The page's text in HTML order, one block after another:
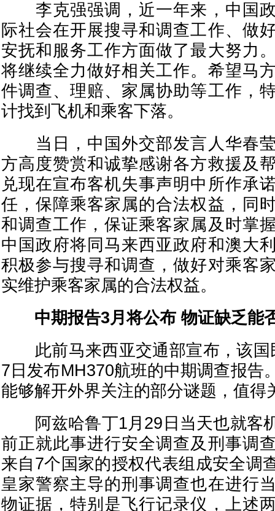
李克强强调，近一年来，中国政
际社会在开展搜寻和调查工作、做
安抚和服务工作方面做了最大努力
将继续全力做好相关工作。希望马
件调查、理赔、家属协助等工作，
计找到飞机和乘客下落。
当日，中国外交部发言人华春莹
方高度赞赏和诚挚感谢各方救援及
兑现在宣布客机失事声明中所作承
任，保障乘客家属的合法权益，同
和调查工作，保证乘客家属及时掌
中国政府将同马来西亚政府和澳大
积极参与搜寻和调查，做好对乘客
实维护乘客家属的合法权益。
中期报告3月将公布 物证缺乏能
此前马来西亚交通部宣布，该国
7日发布MH370航班的中期调查报告
能够解开外界关注的部分谜题，值得
阿兹哈鲁丁1月29日当天也就客
前正就此事进行安全调查及刑事调
来自7个国家的授权代表组成安全调
皇家警察主导的刑事调查也在进行
物证据，特别是飞行记录仪，上述